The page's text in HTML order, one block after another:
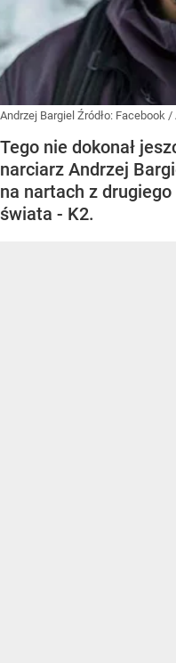
Andrzej Bargiel Źródło: Facebook /
Tego nie dokonał
narciarz Andrzej
na nartach z
świata - K2.